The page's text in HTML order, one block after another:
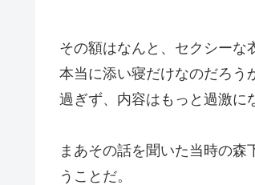
その額はなんと、セクシーな
本当に添い寝だけなのだろう
過ぎず、内容はもっと過激に
まあその話を聞いた当時の
うことだ。